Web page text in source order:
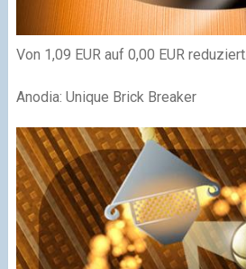
Von 1,09 EUR auf 0,00 EUR reduziert.
Anodia: Unique Brick Breaker